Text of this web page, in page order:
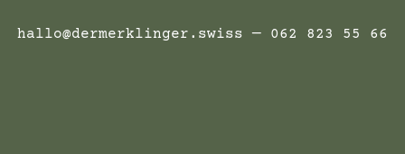
hallo@dermerklinger.swiss — 062 823 55 66